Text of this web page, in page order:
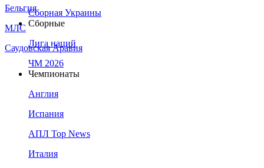
Бельгия
МЛС
Саудовская Аравия
Сборная Украины
Сборные
Лига наций
ЧМ 2026
Чемпионаты
Англия
Испания
АПЛ Top News
Италия